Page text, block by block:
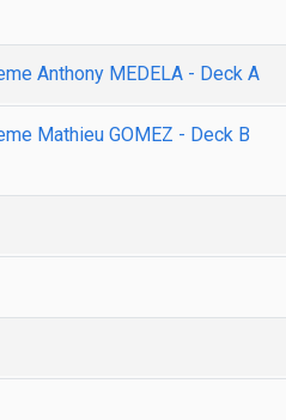
Anthony MEDELA - Deck A
Mathieu GOMEZ - Deck B